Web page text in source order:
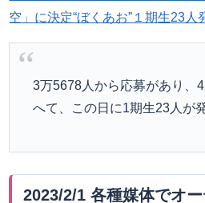
空」に決定“ぼくあお”１期生23人
3万5678人から応募があり、
へて、この日に1期生23人が
2023/2/1 各種媒体でオ